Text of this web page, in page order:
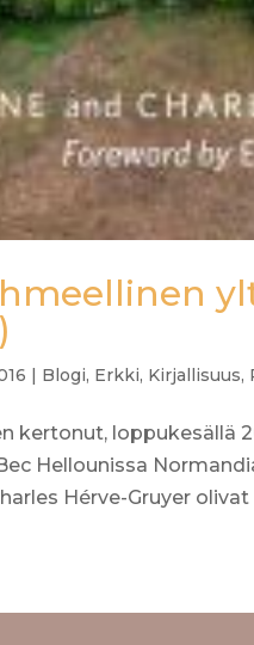
| Blogi, Erkki, Kirjallisuus,
kertonut, loppukesällä
Hellounissa
Hérve-Gruyer